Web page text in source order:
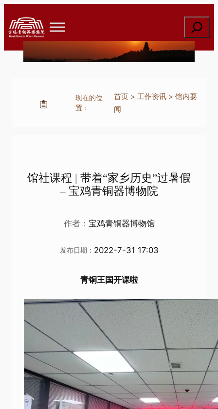
至
内
索
现在的位
置：
首页> 工作资讯> 馆内要
闻
馆社课程 | 带着“家乡历史”过暑假
– 宝鸡青铜器博物院
作者： 宝鸡青铜器博物馆
发布日期： 2022-7-31 17:03
青铜王国开课啦